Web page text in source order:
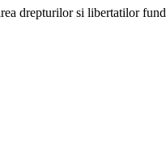
drepturilor si libertatilor